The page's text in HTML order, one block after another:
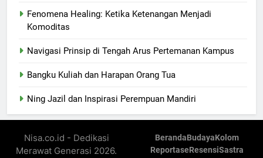
Fenomena Healing: Ketika Ketenangan Menjadi
Komoditas
Navigasi Prinsip di Tengah Arus Pertemanan Kampus
Bangku Kuliah dan Harapan Orang Tua
Ning Jazil dan Inspirasi Perempuan Mandiri
Nisa.co.id - Dedikasi
Merawat Generasi 2026.
BerandaBudayaKolom
ReportaseResensiSastra